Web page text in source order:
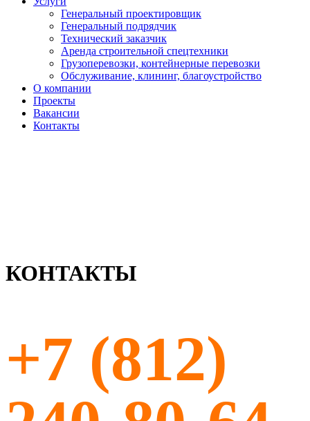
Генеральный проектировщик
Генеральный подрядчик
Технический заказчик
Аренда строительной спецтехники
Грузоперевозки, контейнерные перевозки
Обслуживание, клининг, благоустройство
О компании
Проекты
Вакансии
Контакты
КОНТАКТЫ
+7 (812)